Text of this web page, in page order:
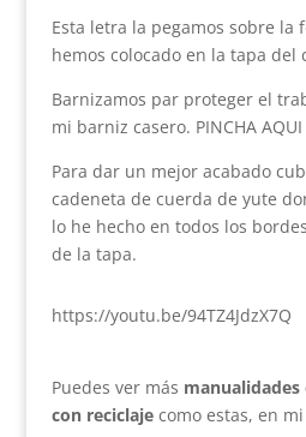
Esta letra la pegamos sobre la
hemos colocado en la tapa del
Barnizamos par proteger el
mi barniz casero. PINCHA
Para dar un mejor acabado
cadeneta de cuerda de yute
lo he hecho en todos los
de la tapa.
https://youtu.be/94TZ4JdzX7Q
Puedes ver más manualidades
con reciclaje como estas, en